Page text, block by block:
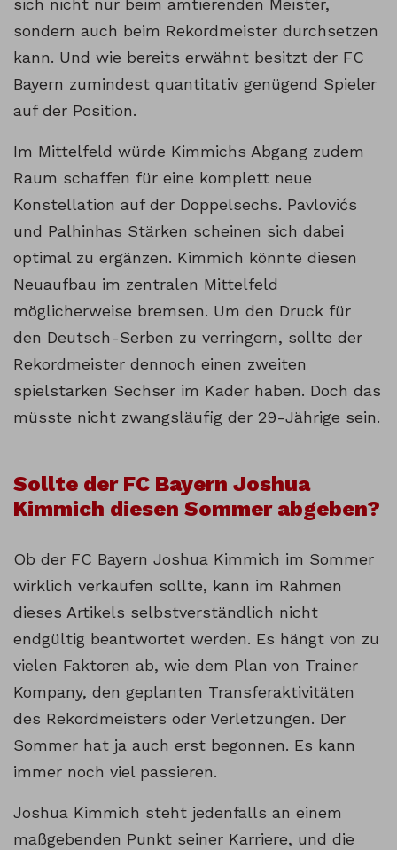
sich nicht nur beim amtierenden Meister,
sondern auch beim Rekordmeister durchsetzen
kann. Und wie bereits erwähnt besitzt der FC
Bayern zumindest quantitativ genügend Spieler
auf der Position.
Im Mittelfeld würde Kimmichs Abgang zudem
Raum schaffen für eine komplett neue
Konstellation auf der Doppelsechs. Pavlovićs
und Palhinhas Stärken scheinen sich dabei
optimal zu ergänzen. Kimmich könnte diesen
Neuaufbau im zentralen Mittelfeld
möglicherweise bremsen. Um den Druck für
den Deutsch-Serben zu verringern, sollte der
Rekordmeister dennoch einen zweiten
spielstarken Sechser im Kader haben. Doch das
müsste nicht zwangsläufig der 29-Jährige sein.
Sollte der FC Bayern Joshua
Kimmich diesen Sommer abgeben?
Ob der FC Bayern Joshua Kimmich im Sommer
wirklich verkaufen sollte, kann im Rahmen
dieses Artikels selbstverständlich nicht
endgültig beantwortet werden. Es hängt von zu
vielen Faktoren ab, wie dem Plan von Trainer
Kompany, den geplanten Transferaktivitäten
des Rekordmeisters oder Verletzungen. Der
Sommer hat ja auch erst begonnen. Es kann
immer noch viel passieren.
Joshua Kimmich steht jedenfalls an einem
maßgebenden Punkt seiner Karriere, und die